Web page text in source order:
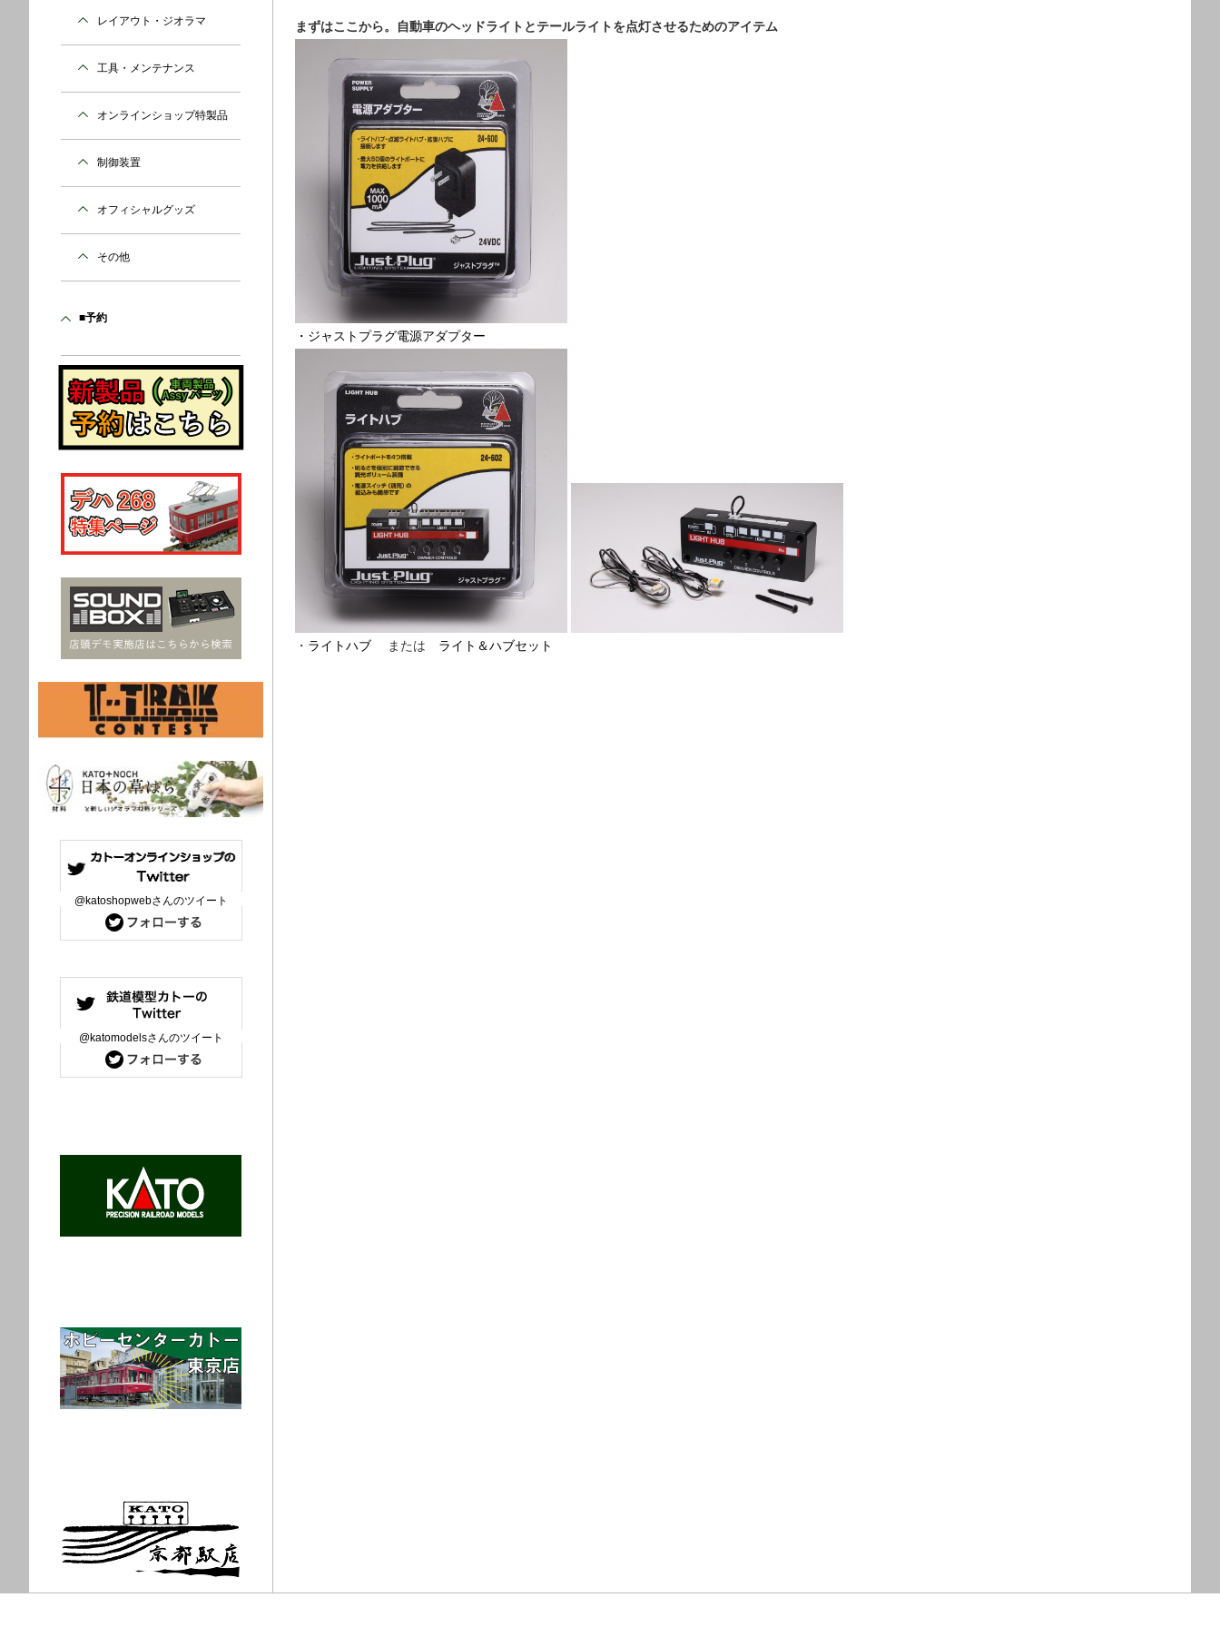
まずはここから。自動車のヘッドライトとテールライトを点灯させるためのアイテム
・ジャストプラグ電源アダプター
・ ライトハブ または ライト＆ハブセット
レイアウト・ジオラマ
工具・メンテナンス
オンラインショップ特製品
制御装置
オフィシャルグッズ
その他
■予約
@katoshopwebさんのツイート
@katomodelsさんのツイート